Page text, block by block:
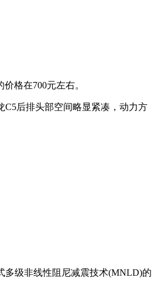
格在700元左右。
C5后排头部空间略显紧凑，动力方
多级非线性阻尼减震技术(MNLD)的